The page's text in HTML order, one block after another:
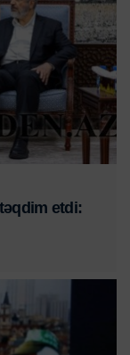
etdi: